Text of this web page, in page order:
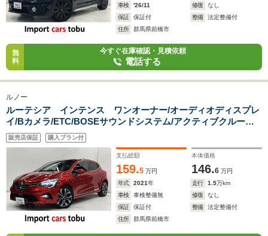
車検
'26/11 修復
なし
保証
保証付 整備
法定整備付
住所
群馬県前橋市
無
料
今すぐ在庫確認・見積依頼
電話する
ルノー
ルーテシア インテンス ワンオーナー/オーディオディスプレ
イ/Bカメラ/ETC/BOSEサウンドシステム/アクティブクルーズ
コントロール/ブラインドスポットモニター/ステアリングヒータ
ー/LEDヘッドライト/スマートキー
販売店保証 購入プラン付
支払総額
159.5 万円
本体価格
146.6 万円
年式
2021年 走行 1.5万km
車検
車検整備無 修復
なし
保証
保証付 整備
法定整備付
住所
群馬県前橋市